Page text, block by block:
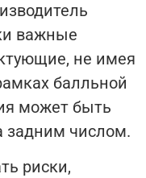
важные
не имея
балльной
может быть
задним числом.
риски,